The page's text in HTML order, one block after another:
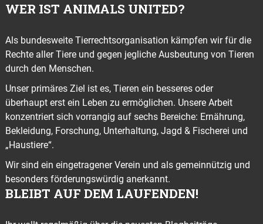
WER IST ANIMALS UNITED?
Als bundesweite Tierrechtsorganisation kämpfen wir für die
Rechte aller Tiere und gegen jegliche Ausbeutung von Tieren
durch den Menschen.
Unser primäres Ziel ist es, Tieren ein besseres oder
überhaupt erst ein Leben zu ermöglichen. Unsere Arbeit
konzentriert sich vorrangig auf sechs Bereiche: Ernährung,
Bekleidung, Forschung, Unterhaltung, Jagd & Fischerei und
„Haustiere“.
Wir sind ein eingetragener Verein und als gemeinnützig und
besonders förderungswürdig anerkannt.
BLEIBT AUF DEM LAUFENDEN!